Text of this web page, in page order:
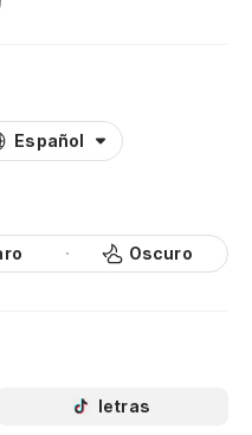
Español
Oscuro
letras